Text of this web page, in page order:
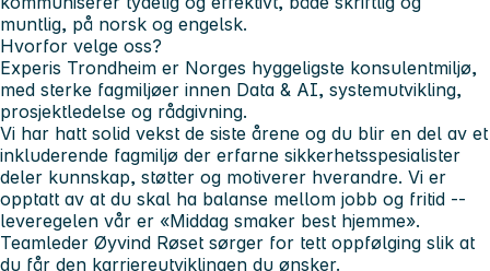
muntlig, på norsk og engelsk.
Hvorfor velge oss?
Experis Trondheim er Norges hyggeligste konsulentmiljø,
med sterke fagmiljøer innen Data & AI, systemutvikling,
prosjektledelse og rådgivning.
Vi har hatt solid vekst de siste årene og du blir en del av et
inkluderende fagmiljø der erfarne sikkerhetsspesialister
deler kunnskap, støtter og motiverer hverandre. Vi er
opptatt av at du skal ha balanse mellom jobb og fritid --
leveregelen vår er «Middag smaker best hjemme».
Teamleder Øyvind Røset sørger for tett oppfølging slik at
du får den karriereutviklingen du ønsker.